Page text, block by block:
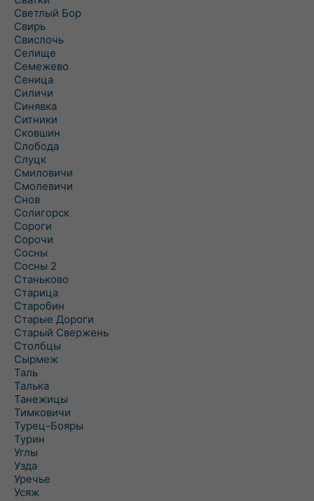
Светлый Бор
Свирь
Свислочь
Селище
Семежево
Сеница
Силичи
Синявка
Ситники
Сковшин
Слобода
Слуцк
Смиловичи
Смолевичи
Снов
Солигорск
Сороги
Сорочи
Сосны
Сосны 2
Станьково
Старица
Старобин
Старые Дороги
Старый Свержень
Столбцы
Сырмеж
Таль
Талька
Танежицы
Тимковичи
Турец-Бояры
Турин
Углы
Узда
Уречье
Усяж